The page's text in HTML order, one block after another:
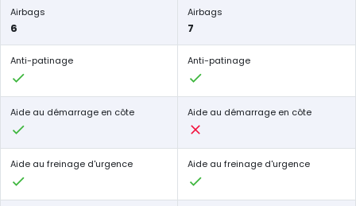
Airbags
6
Airbags
7
Anti-patinage Anti-patinage
Aide au démarrage en côte Aide au démarrage en côte
Aide au freinage d'urgence Aide au freinage d'urgence